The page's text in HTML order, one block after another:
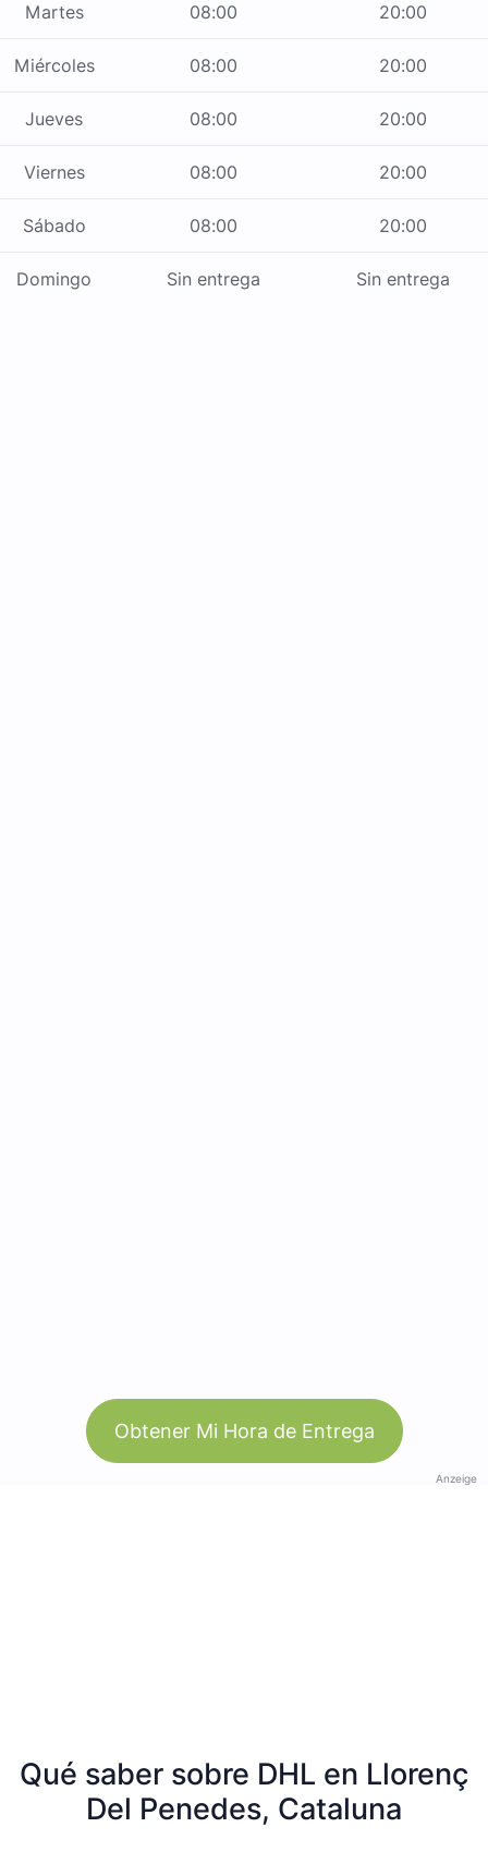
Martes 08:00 20:00
Miércoles 08:00 20:00
Jueves 08:00 20:00
Viernes 08:00 20:00
Sábado 08:00 20:00
Domingo Sin entrega Sin entrega
Obtener Mi Hora de Entrega
Anzeige
Qué saber sobre DHL en Llorenç
Del Penedes, Cataluna